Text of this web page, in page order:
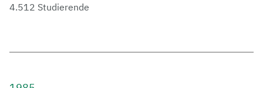
4.512 Studierende